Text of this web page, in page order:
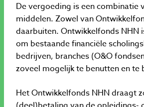
De vergoeding is een combinatie
middelen. Zowel van
daarbuiten. Ontwikkelfonds NHN
om bestaande financiële
bedrijven, branches (O&O
zoveel mogelijk te benutten en te
Het Ontwikkelfonds NHN draagt